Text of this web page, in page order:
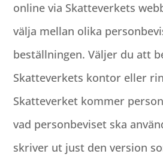
online via Skatteverkets
välja mellan olika
beställningen. Väljer du att
Skatteverkets kontor eller
Skatteverket kommer
vad personbeviset ska
skriver ut just den version